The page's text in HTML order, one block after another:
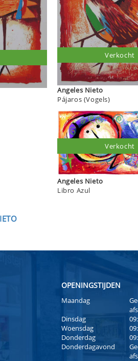
Angeles Nieto
Pájaros (Vogels)
Verkocht
Angeles Nieto
Libro Azul
Verkocht
OPENINGSTIJDEN
Maandag
Dinsdag
Woensdag
Donderdag
Donderdagavond